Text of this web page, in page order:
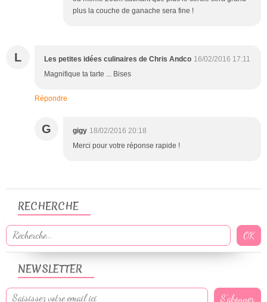
plus la couche de ganache sera fine !
L Les petites idées culinaires de Chris Andco 16/02/2016 17:11
Magnifique ta tarte ... Bises
Répondre
G gigy 18/02/2016 20:18
Merci pour votre réponse rapide !
NEWSLETTER
RECHERCHE